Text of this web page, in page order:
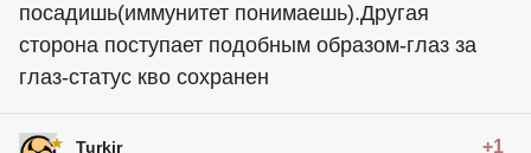
посадишь(иммунитет понимаешь).Другая
сторона поступает подобным образом-глаз за
глаз-статус кво сохранен
Turkir +1